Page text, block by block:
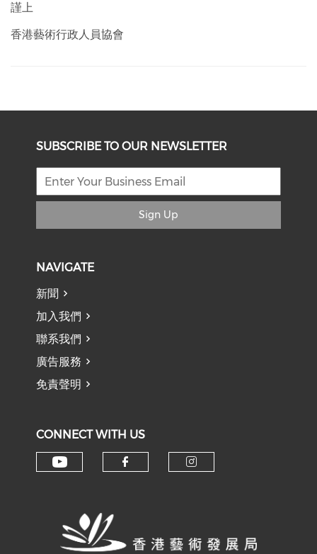
謹上
香港藝術行政人員協會
SUBSCRIBE TO OUR NEWSLETTER
Sign Up
NAVIGATE
新聞
加入我們
聯系我們
廣告服務
免責聲明
CONNECT WITH US